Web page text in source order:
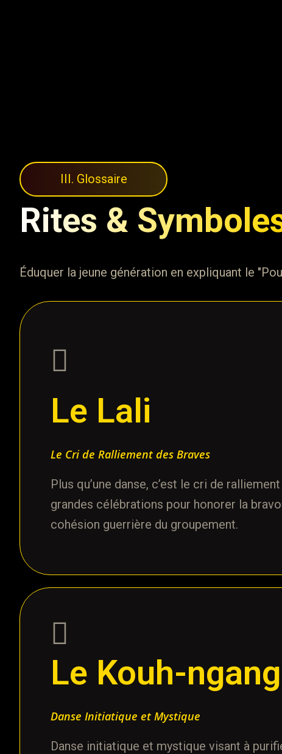
III. Glossaire
Rites &
Éduquer la jeune génération en expliquant le
Le Lali
Le Cri de Ralliement des Braves
Plus qu’une danse, c’est le cri de
grandes célébrations pour honorer la
cohésion guerrière du groupement.
Le Kouh-ngang
Danse Initiatique et Mystique
Danse initiatique et mystique visant à